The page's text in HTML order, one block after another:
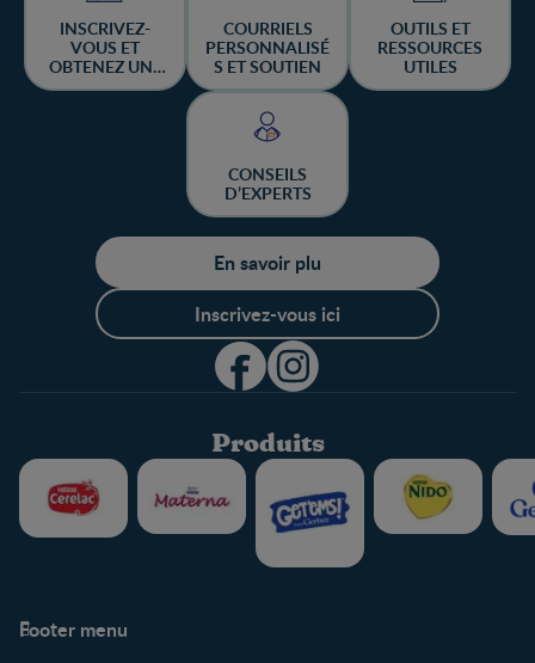
INSCRIVEZ-
VOUS ET
OBTENEZ UNE
CHANCE DE
COURRIELS
PERSONNALISÉ
S ET SOUTIEN
OUTILS ET
RESSOURCES
UTILES
CONSEILS
D’EXPERTS
En savoir plu
Inscrivez-vous ici
Produits
Footer menu